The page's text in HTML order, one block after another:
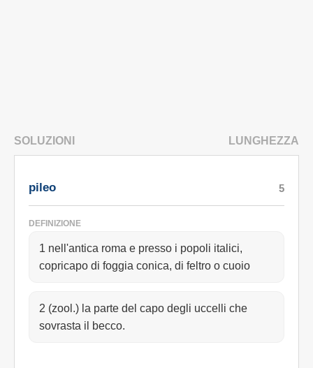
SOLUZIONI LUNGHEZZA
pileo
DEFINIZIONE
1 nell'antica roma e presso i popoli italici,
copricapo di foggia conica, di feltro o cuoio
2 (zool.) la parte del capo degli uccelli che
sovrasta il becco.
5